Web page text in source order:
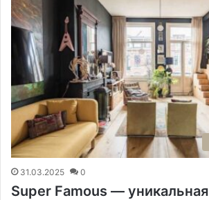
31.03.2025 0
Super Famous — уникальная